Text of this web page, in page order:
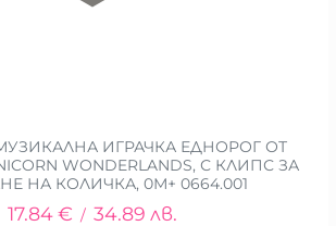
ИГРАЧКА ЕДНОРОГ ОТ
WONDERLANDS, С КЛИПС ЗА
НА КОЛИЧКА, 0М+ 0664.001
17.84€ / 34.89 лв.